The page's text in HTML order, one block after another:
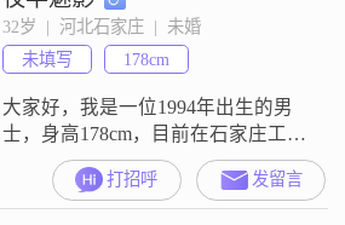
32岁  |  河北石家庄  |  未婚
未填写
178cm
大家好，我是一位1994年出生的男
士，身高178cm，目前在石家庄工作
##3002##我的月收入在20001到
50000元之间，虽然学历是中专，但
我一直在努力提升自己##3002##我
打招呼 发留言